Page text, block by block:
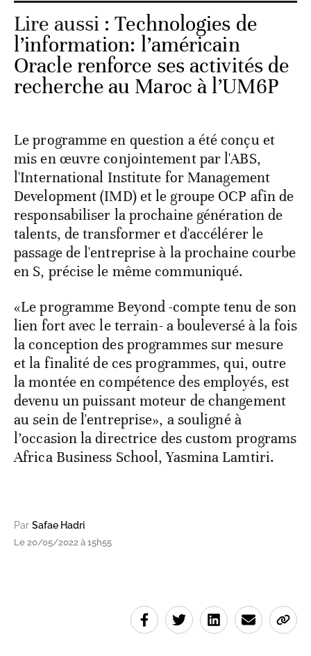
Lire aussi :Technologies de
l’information: l’américain
Oracle renforce ses activités de
recherche au Maroc à l’UM6P
Le programme en question a été conçu et
mis en œuvre conjointement par l'ABS,
l'International Institute for Management
Development (IMD) et le groupe OCP afin de
responsabiliser la prochaine génération de
talents, de transformer et d'accélérer le
passage de l'entreprise à la prochaine courbe
en S, précise le même communiqué.
«Le programme Beyond -compte tenu de son
lien fort avec le terrain- a bouleversé à la fois
la conception des programmes sur mesure
et la finalité de ces programmes, qui, outre
la montée en compétence des employés, est
devenu un puissant moteur de changement
au sein de l'entreprise», a souligné à
l’occasion la directrice des custom programs
Africa Business School, Yasmina Lamtiri.
Par Safae Hadri
Le 20/05/2022 à 15h55